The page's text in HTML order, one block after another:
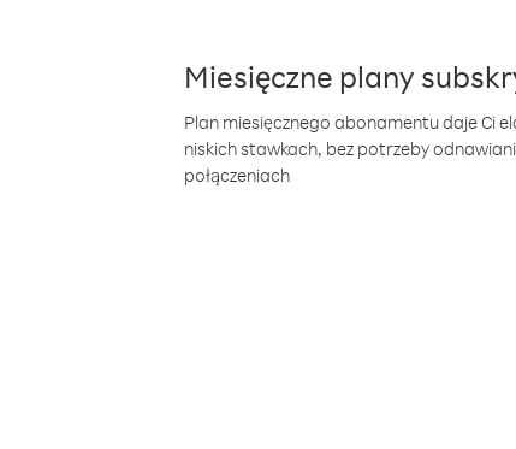
Miesięczne plany
Plan miesięcznego abonamentu daje Ci
niskich stawkach, bez potrzeby
połączeniach